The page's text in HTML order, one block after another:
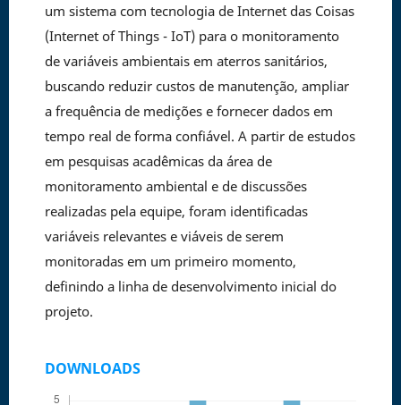
um sistema com tecnologia de Internet das Coisas
(Internet of Things - IoT) para o monitoramento
de variáveis ambientais em aterros sanitários,
buscando reduzir custos de manutenção, ampliar
a frequência de medições e fornecer dados em
tempo real de forma confiável. A partir de estudos
em pesquisas acadêmicas da área de
monitoramento ambiental e de discussões
realizadas pela equipe, foram identificadas
variáveis relevantes e viáveis de serem
monitoradas em um primeiro momento,
definindo a linha de desenvolvimento inicial do
projeto.
DOWNLOADS